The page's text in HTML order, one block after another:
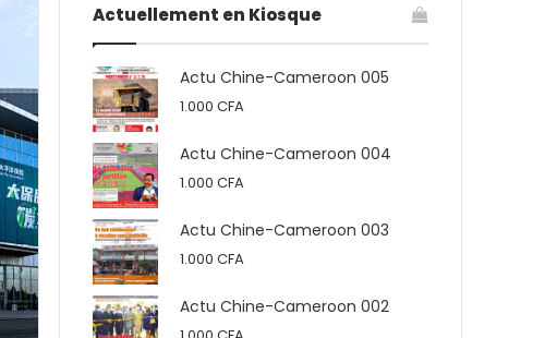
Actuellement en Kiosque
Actu Chine-Cameroon 005
1.000CFA
Actu Chine-Cameroon 004
1.000CFA
Actu Chine-Cameroon 003
1.000CFA
Actu Chine-Cameroon 002